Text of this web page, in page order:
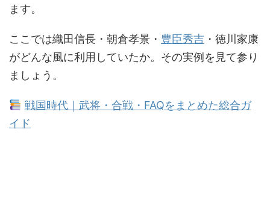
ます。
ここでは織田信長・朝倉孝景・ 豊臣秀吉 ・徳川家康
がどんな風に利用していたか。その実例を見て参り
ましょう。
戦国時代｜武将・合戦・FAQをまとめた総合ガ
イド